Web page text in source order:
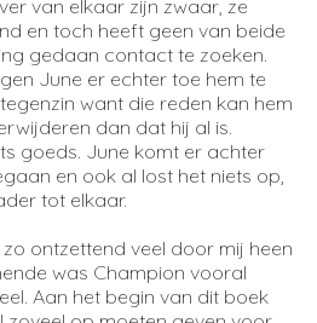
van elkaar zijn zwaar, ze
en toch heeft geen van beide
gedaan contact te zoeken.
June er echter toe hem te
want die reden kan hem
dan dat hij al is.
goeds. June komt er achter
en ook al lost het niets op,
tot elkaar.
ontzettend veel door mij heen
was Champion vooral
Aan het begin van dit boek